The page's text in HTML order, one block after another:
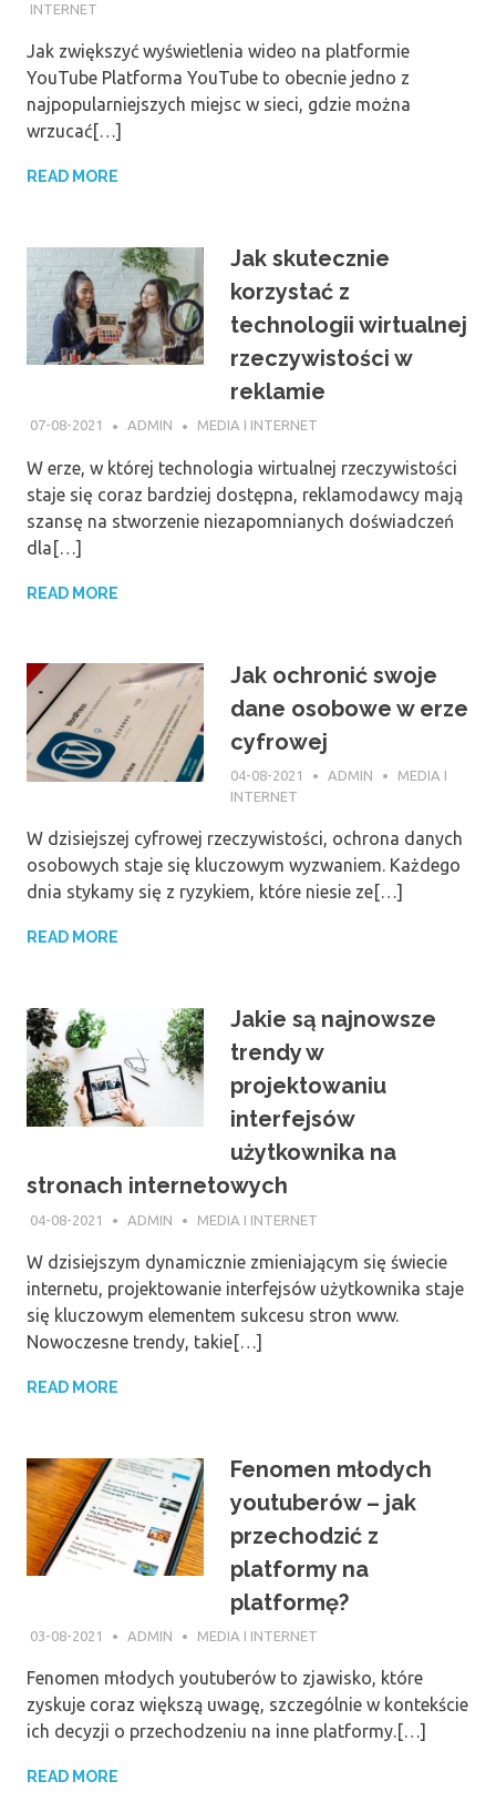
INTERNET
Jak zwiększyć wyświetlenia wideo na platformie
YouTube Platforma YouTube to obecnie jedno z
najpopularniejszych miejsc w sieci, gdzie można
wrzucać[…]
READ MORE
Jak skutecznie
korzystać z
technologii wirtualnej
rzeczywistości w
reklamie
07-08-2021 ADMIN MEDIA I INTERNET
W erze, w której technologia wirtualnej rzeczywistości
staje się coraz bardziej dostępna, reklamodawcy mają
szansę na stworzenie niezapomnianych doświadczeń
dla[…]
READ MORE
Jak ochronić swoje
dane osobowe w erze
cyfrowej
04-08-2021 ADMIN
MEDIA I
INTERNET
W dzisiejszej cyfrowej rzeczywistości, ochrona danych
osobowych staje się kluczowym wyzwaniem. Każdego
dnia stykamy się z ryzykiem, które niesie ze[…]
READ MORE
Jakie są najnowsze
trendy w
projektowaniu
interfejsów
użytkownika na
stronach internetowych
04-08-2021 ADMIN MEDIA I INTERNET
W dzisiejszym dynamicznie zmieniającym się świecie
internetu, projektowanie interfejsów użytkownika staje
się kluczowym elementem sukcesu stron www.
Nowoczesne trendy, takie[…]
READ MORE
Fenomen młodych
youtuberów – jak
przechodzić z
platformy na
platformę?
03-08-2021 ADMIN MEDIA I INTERNET
Fenomen młodych youtuberów to zjawisko, które
zyskuje coraz większą uwagę, szczególnie w kontekście
ich decyzji o przechodzeniu na inne platformy.[…]
READ MORE